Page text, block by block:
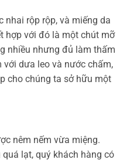
nhai rộp rộp, và miếng da
hợp với đó là một chút mỡ
nhiều nhưng đủ làm thấm
với dưa leo và nước chấm,
cho chúng ta sở hữu một
nêm nếm vừa miệng.
lạt, quý khách hàng có